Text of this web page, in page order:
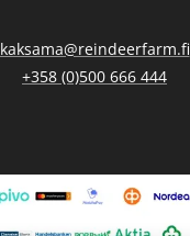
kaksama@reindeerfarm.fi
+358 (0)500 666 444